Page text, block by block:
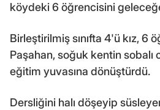
köydeki 6 öğrencisini
Birleştirilmiş sınıfta 4'ü kız, 6
Paşahan, soğuk kentin sobalı
eğitim yuvasına dönüştürdü.
Dersliğini halı döşeyip